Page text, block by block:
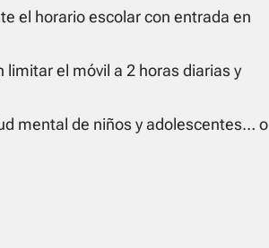
el horario escolar con entrada en
el móvil a 2 horas diarias y
mental de niños y adolescentes… o